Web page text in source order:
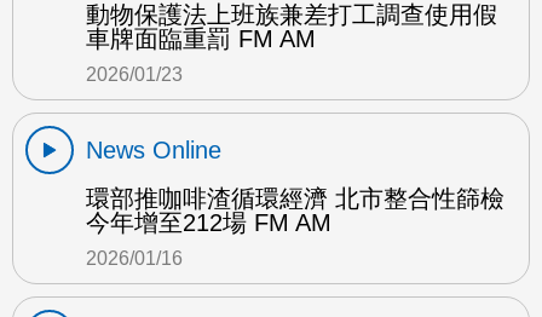
動物保護法上班族兼差打工調查使用假
車牌面臨重罰 FM AM
2026/01/23
News Online
環部推咖啡渣循環經濟 北市整合性篩檢
今年增至212場 FM AM
2026/01/16